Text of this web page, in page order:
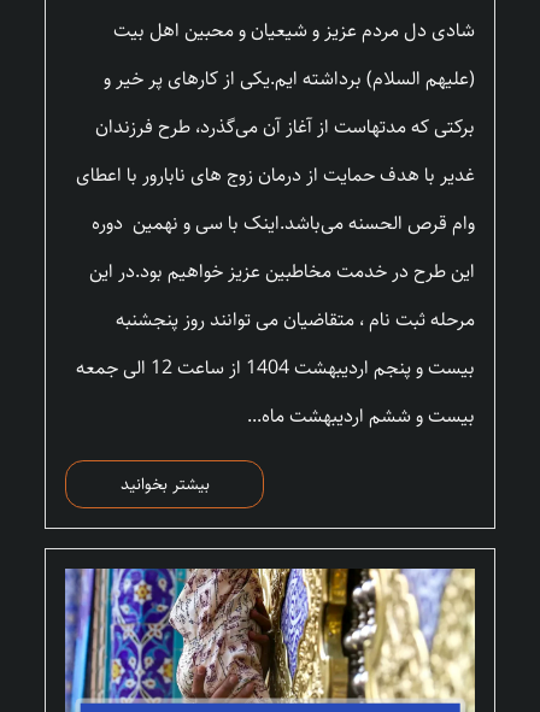
شادی دل مردم عزیز و شیعیان و محبین اهل بیت
(علیهم السلام) برداشته ایم.یکی از کارهای پر خیر و
برکتی که مدتهاست از آغاز آن می‌گذرد، طرح فرزندان
غدیر با هدف حمایت از درمان زوج های نابارور با اعطای
وام قرص الحسنه می‌باشد.اینک با سی و نهمین دوره
این طرح در خدمت مخاطبین عزیز خواهیم بود.در این
مرحله ثبت نام ، متقاضیان می توانند روز پنجشنبه
بیست و پنجم اردیبهشت 1404 از ساعت 12 الی جمعه
بیست و ششم اردیبهشت ماه...
بیشتر بخوانید